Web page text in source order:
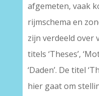
afgemeten, vaak
rijmschema en
zijn verdeeld over
titels ‘Theses’,
‘Daden’. De titel
hier gaat om